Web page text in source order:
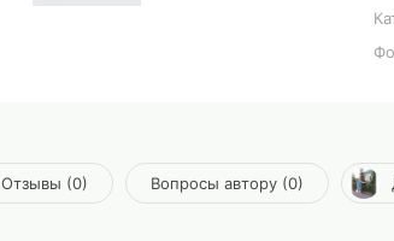
Отзывы (0) Вопросы автору (0)